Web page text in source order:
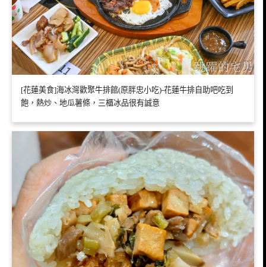
[花蓮美食]海冰灣歡聚牛排館(原胖忠小吃)-花蓮牛排自助吧吃到
飽，熱炒、地瓜薯條，三櫃冰品很有誠意